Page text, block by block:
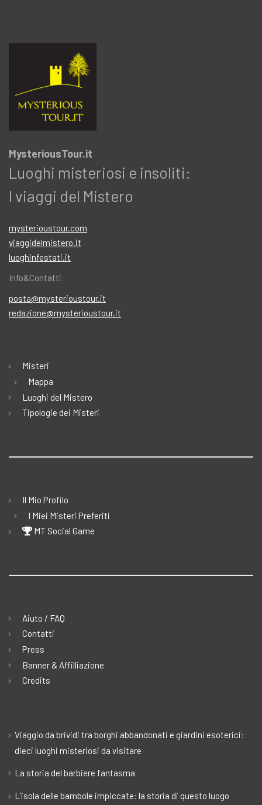
MysteriousTour.it
Luoghi misteriosi e insoliti:
I viaggi del Mistero
mysterioustour.com
viaggidelmistero.it
luoghinfestati.it
Info&Contatti:
posta@mysterioustour.it
redazione@mysterioustour.it
Misteri
Mappa
Luoghi del Mistero
Tipologie dei Misteri
Il Mio Profilo
I Miei Misteri Preferiti
MT Social Game
Aiuto / FAQ
Contatti
Press
Banner & Affilliazione
Credits
Viaggio da brividi tra borghi abbandonati e giardini esoterici:
dieci luoghi misteriosi da visitare
La storia del barbiere fantasma
L’isola delle bambole impiccate: la storia di questo luogo